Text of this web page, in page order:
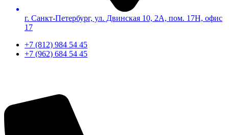
г. Санкт-Петербург, ул. Двинская 10, 2А, пом. 17Н, офис
17
+7 (812) 984 54 45
+7 (962) 684 54 45